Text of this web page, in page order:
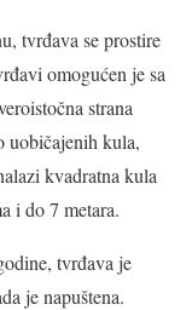
tvrđava se prostire
omogućen je sa
strana
uobičajenih kula,
kvadratna kula
i do 7 metara.
tvrđava je
je napuštena.